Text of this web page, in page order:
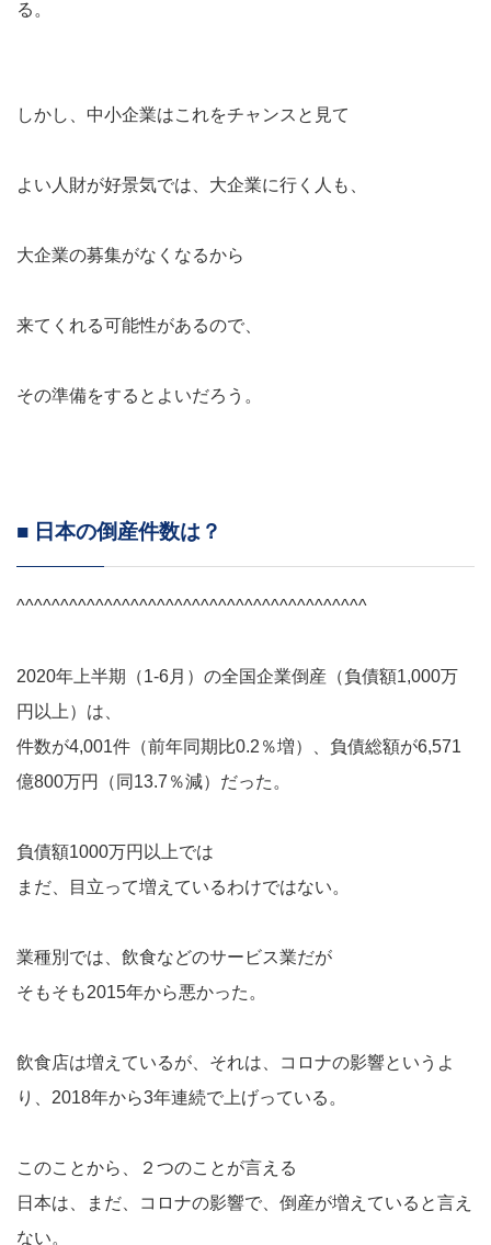
る。
しかし、中小企業はこれをチャンスと見て
よい人財が好景気では、大企業に行く人も、
大企業の募集がなくなるから
来てくれる可能性があるので、
その準備をするとよいだろう。
■ 日本の倒産件数は？
^^^^^^^^^^^^^^^^^^^^^^^^^^^^^^^^^^^^^^^^
2020年上半期（1-6月）の全国企業倒産（負債額1,000万
円以上）は、
件数が4,001件（前年同期比0.2％増）、負債総額が6,571
億800万円（同13.7％減）だった。
負債額1000万円以上では
まだ、目立って増えているわけではない。
業種別では、飲食などのサービス業だが
そもそも2015年から悪かった。
飲食店は増えているが、それは、コロナの影響というよ
り、2018年から3年連続で上げっている。
このことから、２つのことが言える
日本は、まだ、コロナの影響で、倒産が増えていると言え
ない。